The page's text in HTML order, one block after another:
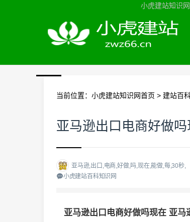
小虎建站知识
当前位置： 小虎建站知识网首页 > 建站百
亚马逊出口电商好做
亚马逊,出口,电商,好做,吗,现在,能做,每,30秒,
小虎建站百科知识网
亚马逊出口电商好做吗现在 亚